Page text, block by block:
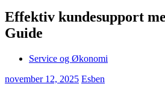
Effektiv kundesupport
Guide
Service og Økonomi
november 12, 2025 Esben